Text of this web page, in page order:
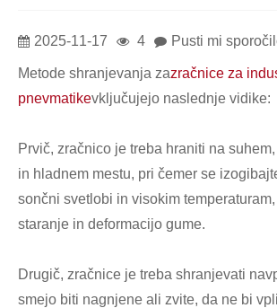
2025-11-17 4 Pusti mi
Metode shranjevanja zazračnice za
pnevmatikevključujejo naslednje vidike:
Prvič, zračnico je treba hraniti na
in hladnem mestu, pri čemer se
sončni svetlobi in visokim
staranje in deformacijo gume.
Drugič, zračnice je treba shranjevati
smejo biti nagnjene ali zvite, da ne bi